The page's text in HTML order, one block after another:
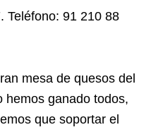
Teléfono: 91 210 88
mesa de quesos del
hemos ganado todos,
que soportar el